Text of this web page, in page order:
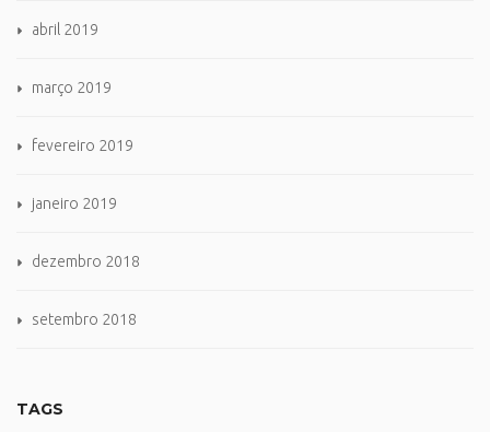
abril 2019
março 2019
fevereiro 2019
janeiro 2019
dezembro 2018
setembro 2018
TAGS